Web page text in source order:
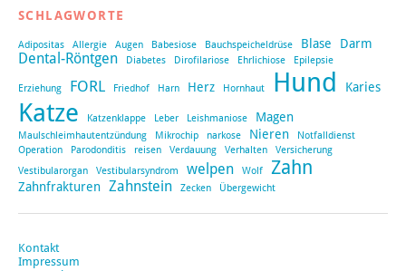
SCHLAGWORTE
Adipositas Allergie Augen Babesiose Bauchspeicheldrüse Blase Darm
Dental-Röntgen Diabetes Dirofilariose Ehrlichiose Epilepsie
Erziehung FORL Friedhof Harn Herz Hornhaut Hund Karies
Katze Katzenklappe Leber Leishmaniose Magen
Maulschleimhautentzündung Mikrochip narkose Nieren
Notfalldienst
Operation
Parodonditis reisen Verdauung Verhalten
Versicherung
Vestibularorgan
Vestibularsyndrom welpen Wolf Zahn
Zahnfrakturen Zahnstein Zecken Übergewicht
Kontakt
Impressum